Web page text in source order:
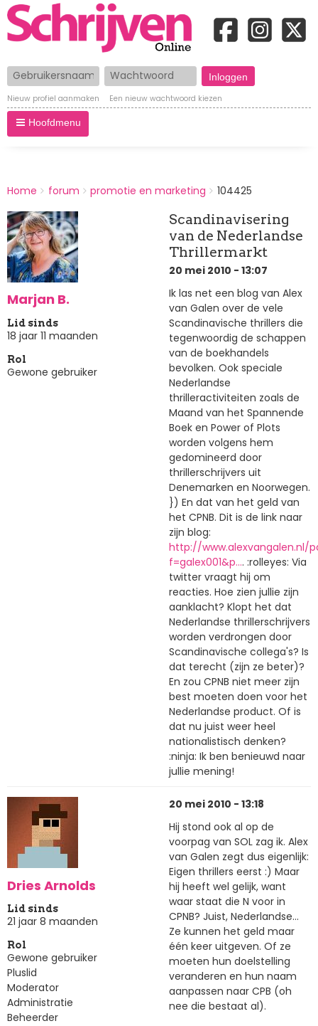
Gebruikersnaam Wachtwoord
Nieuw profiel aanmaken Een nieuw wachtwoord kiezen
Hoofdmenu
BREADCRUMBS
You
here:
Home forum promotie en marketing 104425
Marjan B.
Lid sinds
18 jaar 11 maanden
Rol
Gewone gebruiker
Scandinavisering
van de Nederlandse
Thrillermarkt
20 mei 2010 - 13:07
Ik las net een blog van Alex
van Galen over de vele
Scandinavische thrillers die
tegenwoordig de schappen
van de boekhandels
bevolken. Ook speciale
Nederlandse
thrilleractiviteiten zoals de
Maand van het Spannende
Boek en Power of Plots
worden volgens hem
gedomineerd door
thrillerschrijvers uit
Denemarken en Noorwegen.
}) En dat van het geld van
het CPNB. Dit is de link naar
zijn blog:
http://www.alexvangalen.nl/
f=galex001&p…. :rolleyes: Via
twitter vraagt hij om
reacties. Hoe zien jullie zijn
aanklacht? Klopt het dat
Nederlandse thrillerschrijvers
worden verdrongen door
Scandinavische collega's? Is
dat terecht (zijn ze beter)?
En zou CPNB niet meer zijn
best moeten doen voor het
Nederlandse product. Of is
dat nu juist weer heel
nationalistisch denken?
:ninja: Ik ben benieuwd naar
jullie mening!
Dries Arnolds
Lid sinds
21 jaar 8 maanden
Rol
Gewone gebruiker
Pluslid
Moderator
Administratie
Beheerder
20 mei 2010 - 13:18
Hij stond ook al op de
voorpag van SOL zag ik. Alex
van Galen zegt dus eigenlijk:
Eigen thrillers eerst :) Maar
hij heeft wel gelijk, want
waar staat die N voor in
CPNB? Juist, Nederlandse...
Ze kunnen het geld maar
één keer uitgeven. Of ze
moeten hun doelstelling
veranderen en hun naam
aanpassen naar CPB (oh
nee die bestaat al).